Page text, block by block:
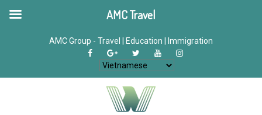
AMC Group - Travel | Education | Immigration
AMC Travel